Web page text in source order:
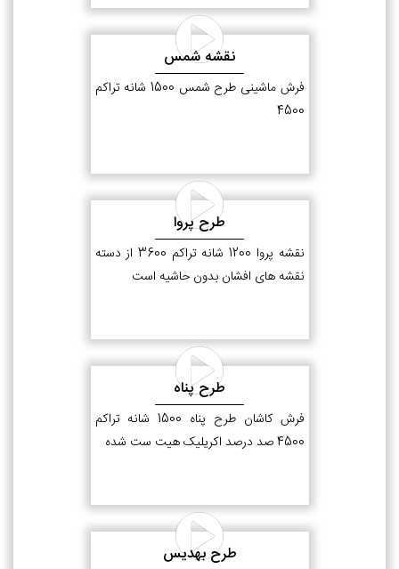
نقشه شمس
فرش ماشینی طرح شمس 1500 شانه تراکم
4500
طرح پروا
نقشه پروا 1200 شانه تراکم 3600 از دسته
نقشه های افشان بدون حاشیه است
طرح پناه
فرش کاشان طرح پناه 1500 شانه تراکم
4500 صد درصد اکریلیک هیت ست شده
طرح بهدیس